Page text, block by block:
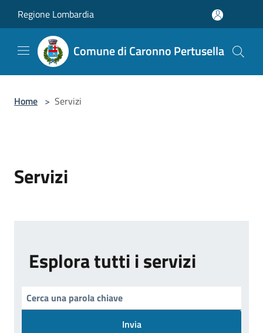
Regione Lombardia
Comune di Caronno Pertusella
Home > Servizi
Servizi
Esplora tutti i servizi
Invia